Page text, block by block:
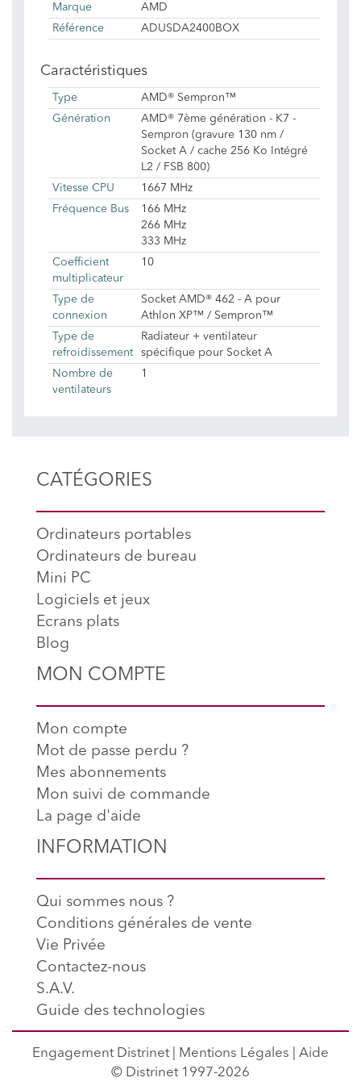
Marque
AMD
Référence
ADUSDA2400BOX
Caractéristiques
Type
AMD® Sempron™
Génération
AMD® 7ème génération - K7 -
Sempron (gravure 130 nm /
Socket A / cache 256 Ko Intégré
L2 / FSB 800)
Vitesse CPU
1667 MHz
Fréquence Bus
166 MHz
266 MHz
333 MHz
Coefficient
multiplicateur
10
Type de
connexion
Socket AMD® 462 - A pour
Athlon XP™ / Sempron™
Type de
refroidissement
Radiateur + ventilateur
spécifique pour Socket A
Nombre de
ventilateurs
1
CATÉGORIES
Ordinateurs portables
Ordinateurs de bureau
Mini PC
Logiciels et jeux
Ecrans plats
Blog
MON COMPTE
Mon compte
Mot de passe perdu ?
Mes abonnements
Mon suivi de commande
La page d'aide
INFORMATION
Qui sommes nous ?
Conditions générales de vente
Vie Privée
Contactez-nous
S.A.V.
Guide des technologies
Engagement Distrinet Mentions Légales
Aide
© Distrinet 1997-2026